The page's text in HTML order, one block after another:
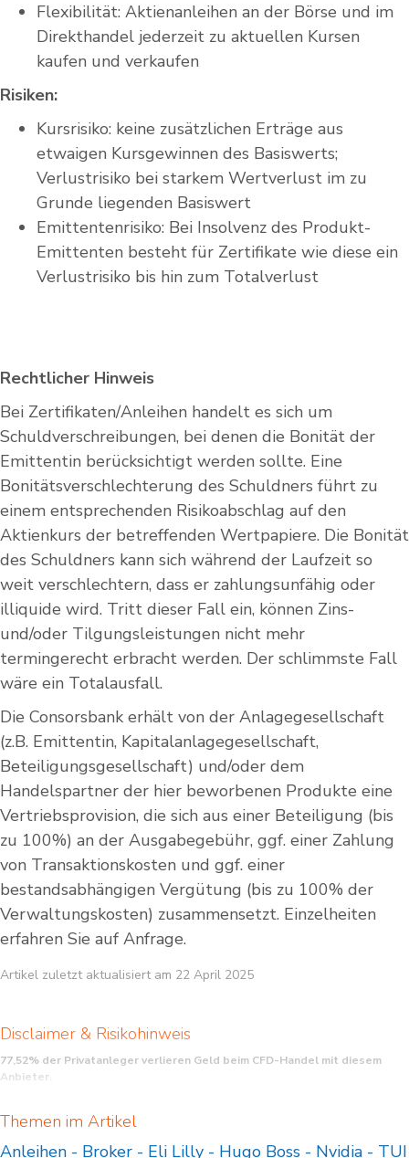
Flexibilität: Aktienanleihen an der Börse und im
Direkthandel jederzeit zu aktuellen Kursen
kaufen und verkaufen
Risiken:
Kursrisiko: keine zusätzlichen Erträge aus
etwaigen Kursgewinnen des Basiswerts;
Verlustrisiko bei starkem Wertverlust im zu
Grunde liegenden Basiswert
Emittentenrisiko: Bei Insolvenz des Produkt-
Emittenten besteht für Zertifikate wie diese ein
Verlustrisiko bis hin zum Totalverlust
Rechtlicher Hinweis
Bei Zertifikaten/Anleihen handelt es sich um
Schuldverschreibungen, bei denen die Bonität der
Emittentin berücksichtigt werden sollte. Eine
Bonitätsverschlechterung des Schuldners führt zu
einem entsprechenden Risikoabschlag auf den
Aktienkurs der betreffenden Wertpapiere. Die Bonität
des Schuldners kann sich während der Laufzeit so
weit verschlechtern, dass er zahlungsunfähig oder
illiquide wird. Tritt dieser Fall ein, können Zins-
und/oder Tilgungsleistungen nicht mehr
termingerecht erbracht werden. Der schlimmste Fall
wäre ein Totalausfall.
Die Consorsbank erhält von der Anlagegesellschaft
(z.B. Emittentin, Kapitalanlagegesellschaft,
Beteiligungsgesellschaft) und/oder dem
Handelspartner der hier beworbenen Produkte eine
Vertriebsprovision, die sich aus einer Beteiligung (bis
zu 100%) an der Ausgabegebühr, ggf. einer Zahlung
von Transaktionskosten und ggf. einer
bestandsabhängigen Vergütung (bis zu 100% der
Verwaltungskosten) zusammensetzt. Einzelheiten
erfahren Sie auf Anfrage.
Artikel zuletzt aktualisiert am 22 April 2025
Disclaimer & Risikohinweis
77,52% der Privatanleger verlieren Geld beim CFD-Handel mit diesem
Anbieter.
aufgrund der Hebelwirkung ein hohes Risiko für Ihr eingesetztes Kapital. Stellen
Risiko eines Verlustes leisten können.
Themen im Artikel
Anleihen - Broker - Eli Lilly - Hugo Boss - Nvidia - TUI